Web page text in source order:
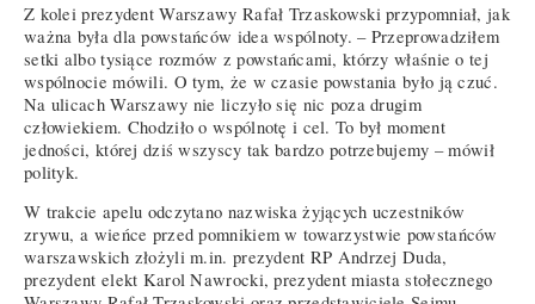
Z kolei prezydent Warszawy Rafał Trzaskowski przypomniał, jak
ważna była dla powstańców idea wspólnoty. – Przeprowadziłem
setki albo tysiące rozmów z powstańcami, którzy właśnie o tej
wspólnocie mówili. O tym, że w czasie powstania było ją czuć.
Na ulicach Warszawy nie liczyło się nic poza drugim
człowiekiem. Chodziło o wspólnotę i cel. To był moment
jedności, której dziś wszyscy tak bardzo potrzebujemy – mówił
polityk.
W trakcie apelu odczytano nazwiska żyjących uczestników
zrywu, a wieńce przed pomnikiem w towarzystwie powstańców
warszawskich złożyli m.in. prezydent RP Andrzej Duda,
prezydent elekt Karol Nawrocki, prezydent miasta stołecznego